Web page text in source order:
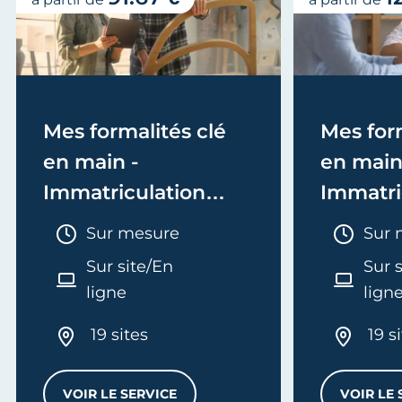
Mes formalités clé
en main -
Immatriculation
(EI/Micro-entreprise
ou réel)
Durée :
Sur mesure
Sur site/En
ligne
19 sites
VOIR LE SERVICE
Mes
en
Sur
Sur
19
VOIR LE